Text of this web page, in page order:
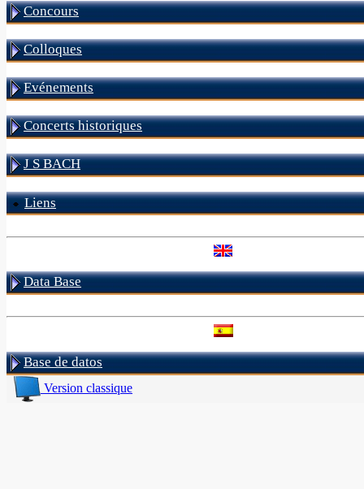
Concours
Colloques
Evénements
Concerts historiques
J S BACH
Liens
Data Base
Base de datos
Version classique